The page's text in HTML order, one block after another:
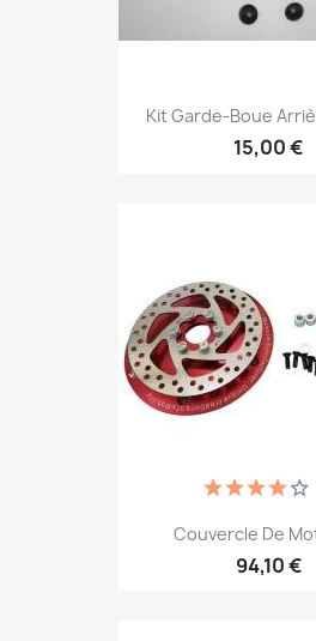
Kit Garde-Boue
15,00 €
Couvercle De
94,10 €